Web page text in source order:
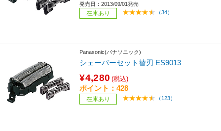
発売日：2013/09/01発売
在庫あり （34）
Panasonic(パナソニック)
シェーバーセット替刃 ES9013
¥4,280 (税込)
ポイント：428
在庫あり （123）